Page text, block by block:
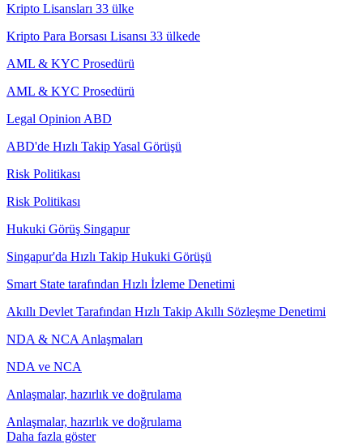
Kripto Lisansları 33 ülke
Kripto Para Borsası Lisansı 33 ülkede
AML & KYC Prosedürü
AML & KYC Prosedürü
Legal Opinion ABD
ABD'de Hızlı Takip Yasal Görüşü
Risk Politikası
Risk Politikası
Hukuki Görüş Singapur
Singapur'da Hızlı Takip Hukuki Görüşü
Smart State tarafından Hızlı İzleme Denetimi
Akıllı Devlet Tarafından Hızlı Takip Akıllı Sözleşme Denetimi
NDA & NCA Anlaşmaları
NDA ve NCA
Anlaşmalar, hazırlık ve doğrulama
Anlaşmalar, hazırlık ve doğrulama
Daha fazla göster